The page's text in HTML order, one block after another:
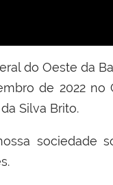
do Oeste da
de 2022 no
Silva Brito.
sociedade